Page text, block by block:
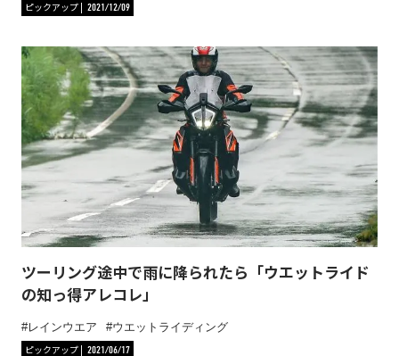
ピックアップ
2021/12/09
ツーリング途中で雨に降られたら「ウエットライド
の知っ得アレコレ」
レインウエア
ウエットライディング
ピックアップ
2021/06/17